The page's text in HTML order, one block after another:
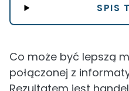
SPIS
Co może być lepszą
połączonej z